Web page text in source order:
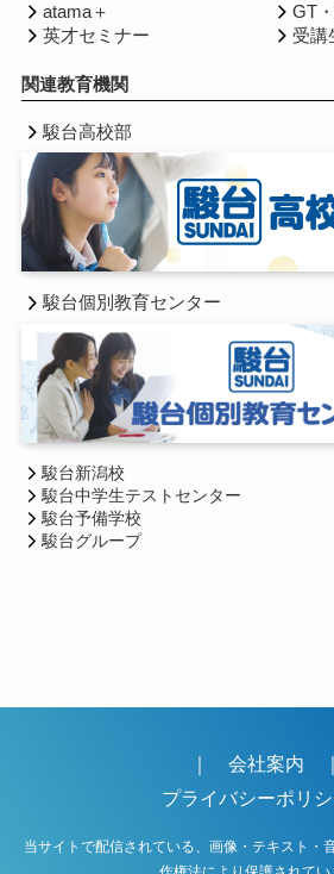
atama＋
英才セミナー
GT
受講
関連教育機関
駿台高校部
駿台個別教育センター
駿台新潟校
駿台中学生テストセンター
駿台予備学校
駿台グループ
｜ 会社案内
｜
プライバシーポリ
当サイトで配信されている、画像・テキスト・